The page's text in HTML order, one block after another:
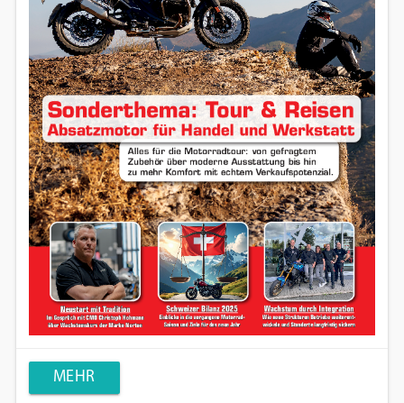
MEHR